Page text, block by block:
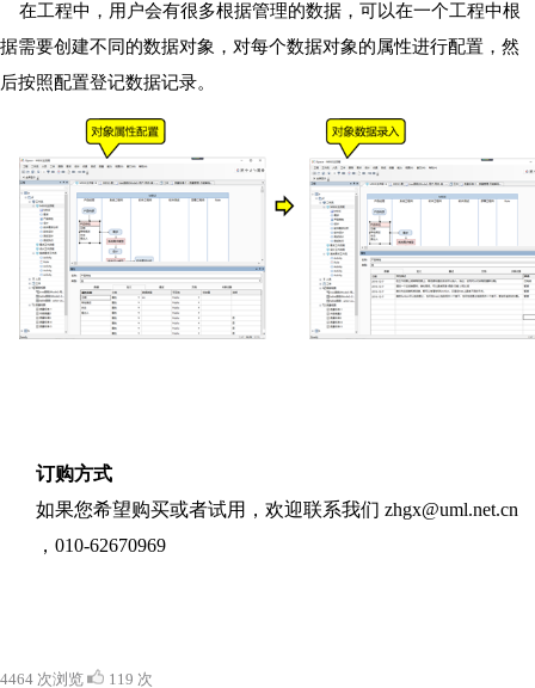
在工程中，用户会有很多根据管理的数据，可以在一个工程中根
据需要创建不同的数据对象，对每个数据对象的属性进行配置，然
后按照配置登记数据记录。
订购方式
如果您希望购买或者试用，欢迎联系我们 zhgx@uml.net.cn
，010-62670969
4464 次浏览 119 次